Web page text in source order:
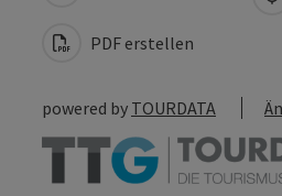
PDF erstellen
powered by TOURDATA